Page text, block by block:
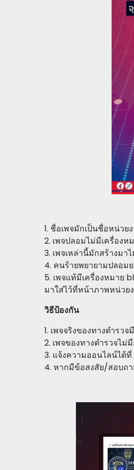
1. ชื่อเพจมักเป็นชื่อหน่ว
2. เพจปลอมไม่มีเครื่อง
3. เพจเหล่านี้มักสร้างม
4. คนร้ายพยายามปลอม
5. เพจแท้มีเครื่องหมาย
มาใส่ไว้ที่หน้าภาพหน่วย
วิธีป้องกัน
1. เพจจริงของทางตำร
2. เพจของทางตำรวจไ
3. แจ้งความออนไลน์ได้
4. หากมีข้อสงสัย/สอบถา